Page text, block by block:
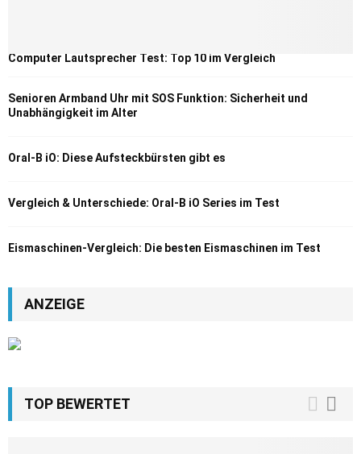
Computer Lautsprecher Test: Top 10 im Vergleich
Senioren Armband Uhr mit SOS Funktion: Sicherheit und
Unabhängigkeit im Alter
Oral-B iO: Diese Aufsteckbürsten gibt es
Vergleich & Unterschiede: Oral-B iO Series im Test
Eismaschinen-Vergleich: Die besten Eismaschinen im Test
ANZEIGE
TOP BEWERTET